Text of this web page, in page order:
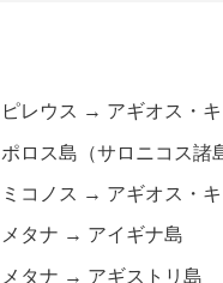
ピレウス → アギオス・
ポロス島（サロニコス諸
ミコノス → アギオス・
メタナ → アイギナ島
メタナ → アギストリ島